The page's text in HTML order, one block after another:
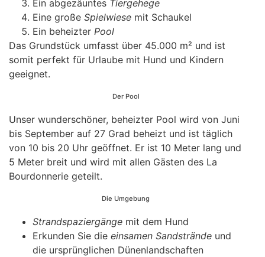
Ein abgezäuntes Tiergehege
Eine große Spielwiese mit Schaukel
Ein beheizter Pool
Das Grundstück umfasst über 45.000 m² und ist
somit perfekt für Urlaube mit Hund und Kindern
geeignet.
Der Pool
Unser wunderschöner, beheizter Pool wird von Juni
bis September auf 27 Grad beheizt und ist täglich
von 10 bis 20 Uhr geöffnet. Er ist 10 Meter lang und
5 Meter breit und wird mit allen Gästen des La
Bourdonnerie geteilt.
Die Umgebung
Strandspaziergänge mit dem Hund
Erkunden Sie die einsamen Sandstrände und
die ursprünglichen Dünenlandschaften